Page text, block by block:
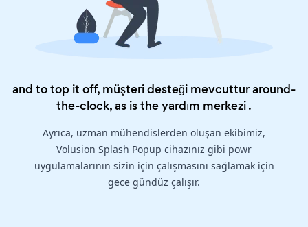
and to top it off, müşteri desteği mevcuttur around-
the-clock, as is theyardım merkezi.
Ayrıca, uzman mühendislerden oluşan ekibimiz,
Volusion Splash Popup cihazınız gibi powr
uygulamalarının sizin için çalışmasını sağlamak için
gece gündüz çalışır.